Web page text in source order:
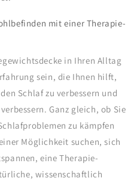
mit einer Therapie-
in Ihren Alltag
sein, die Ihnen hilft,
Schlaf zu verbessern und
Ganz gleich, ob Sie
zu kämpfen
Möglichkeit suchen, sich
eine Therapie-
wissenschaftlich